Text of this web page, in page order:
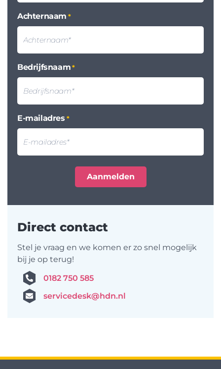
Achternaam *
Bedrijfsnaam *
E-mailadres *
Direct contact
Stel je vraag en we komen er zo snel mogelijk
bij je op terug!
0182 750 585
servicedesk@hdn.nl